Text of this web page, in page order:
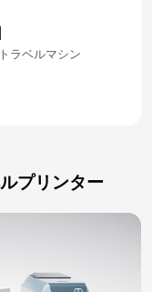
ラベルマシン
プリンター